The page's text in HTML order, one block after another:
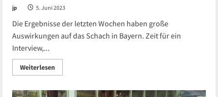
jp 5. Juni 2023
Die Ergebnisse der letzten Wochen haben große
Auswirkungen auf das Schach in Bayern. Zeit für ein
Interview,...
WeiterlesenRead
more
Präsident